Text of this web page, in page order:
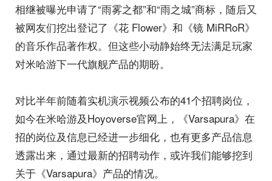
相继被曝光申请了“雨雾之都”和“雨之城”商标，随后又
被网友们挖出登记了《花 Flower》和《镜 MiRRoR》
的音乐作品著作权。但这些小动静始终无法满足玩家
对米哈游下一代旗舰产品的期盼。
对比半年前随着实机演示视频公布的41个招聘岗位，
如今在米哈游及Hoyoverse官网上，《Varsapura》在
招的岗位及信息已经进一步细化，也有更多产品信息
透露出来，通过最新的招聘动作，或许我们能够挖到
关于《Varsapura》产品的情况。